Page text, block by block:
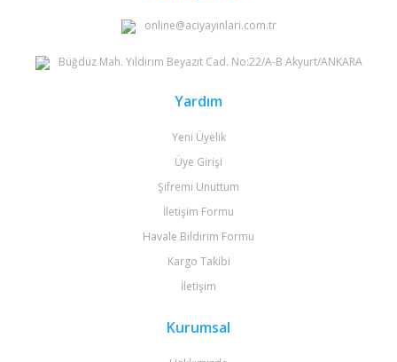
online@aciyayinlari.com.tr
Büğdüz Mah. Yıldırım Beyazıt Cad. No:22/A-B Akyurt/ANKARA
Yardım
Yeni Üyelik
Üye Girişi
Şifremi Unuttum
İletişim Formu
Havale Bildirim Formu
Kargo Takibi
İletişim
Kurumsal